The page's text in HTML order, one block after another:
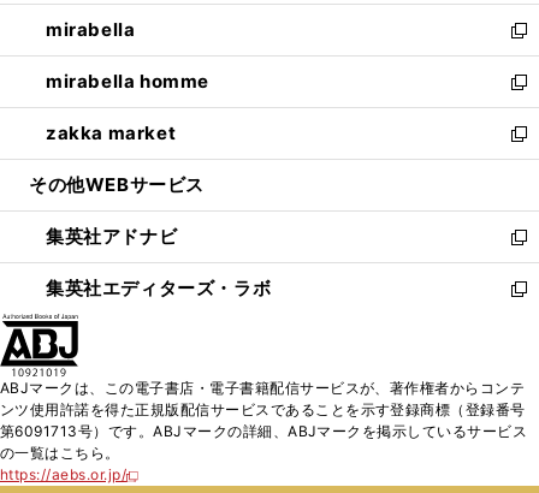
く
ウ
で
開
く
ン
ド
ウ
で
開
く
ウ
ィ
ン
ド
ウ
で
開
し
い
ウ
ィ
ン
ド
ウ
開
く
mirabella
新
し
い
ウ
ィ
ン
ウ
で
開
く
mirabella homme
新
し
い
ウ
ン
ド
ウ
で
zakka market
新
し
ウ
ィ
ン
ド
く
その他WEBサービス
集英社アドナビ
新
し
い
ド
ウ
で
集英社エディターズ・ラボ
新
ィ
ン
ABJマークは、この電子書店・電子書籍配信サービスが、著作権者からコンテ
ンツ使用許諾を得た正規版配信サービスであることを示す登録商標（登録番号
第6091713号）です。ABJマークの詳細、ABJマークを掲示しているサービス
の一覧はこちら。
https://aebs.or.jp/
新